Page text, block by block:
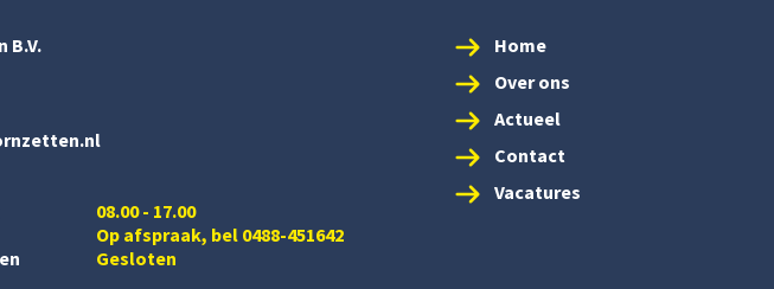
B.V.
08.00 - 17.00
Op afspraak, bel 0488-451642
Gesloten
Home
Over ons
Actueel
Contact
Vacatures